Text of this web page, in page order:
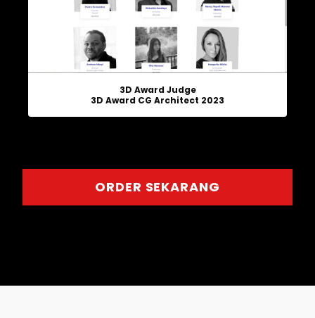
3D Award Judge
3D Award CG Architect 2023
ORDER SEKARANG